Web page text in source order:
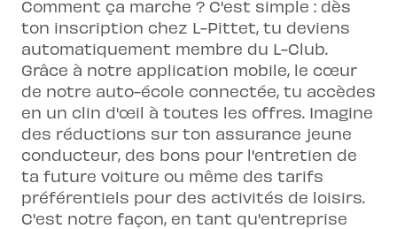
Comment ça marche ? C'est simple : dès
ton inscription chez L-Pittet, tu deviens
automatiquement membre du L-Club.
Grâce à notre application mobile, le cœur
de notre auto-école connectée, tu accèdes
en un clin d'œil à toutes les offres. Imagine
des réductions sur ton assurance jeune
conducteur, des bons pour l'entretien de
ta future voiture ou même des tarifs
préférentiels pour des activités de loisirs.
C'est notre façon, en tant qu'entreprise